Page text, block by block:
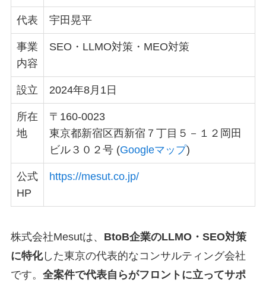
代表 宇田晃平
事業
内容
SEO・LLMO対策・MEO対策
設立 2024年8月1日
所在
地
〒160-0023
東京都新宿区西新宿７丁目５－１２岡田
ビル３０２号 (Googleマップ)
公式
HP
https://mesut.co.jp/
株式会社Mesutは、 BtoB企業のLLMO・SEO対策
に特化した東京の代表的なコンサルティング会社
です。 全案件で代表自らがフロントに立ってサポ